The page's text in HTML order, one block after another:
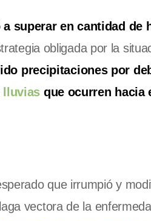
a superar en cantidad
obligada por la
precipitaciones por
lluvias que ocurren hacia
que irrumpió y
vectora de la